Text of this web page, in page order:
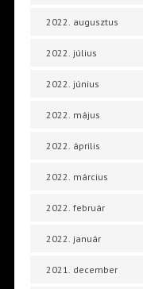
2022. augusztus
2022. július
2022. június
2022. május
2022. április
2022. március
2022. február
2022. január
2021. december